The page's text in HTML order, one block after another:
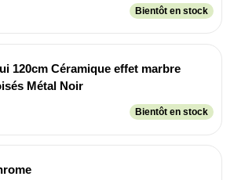
Bientôt en stock
120cm Céramique effet marbre
Métal Noir
Bientôt en stock